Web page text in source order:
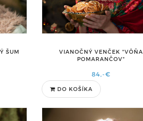
ŠUM
VIANOČNÝ VENČEK "VÔŇA
POMARANČOV"
84,-€
DO KOŠÍKA